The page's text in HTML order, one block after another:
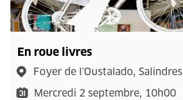
En roue livres
Foyer de l’Oustalado, Salindres
Mercredi 2 septembre, 10h00